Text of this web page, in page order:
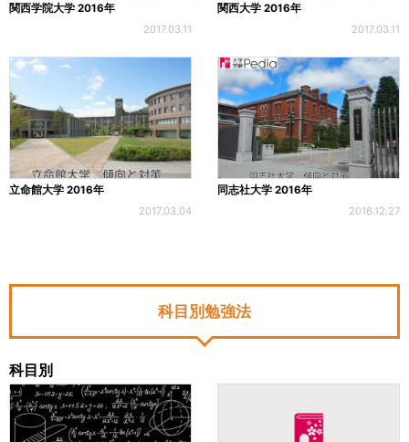
関西学院大学 2016年
2017.03.11
関西大学 2016年
2017.03.11
立命館大学 2016年
2017.03.04
同志社大学 2016年
2016.12.27
科目別勉強法
科目別